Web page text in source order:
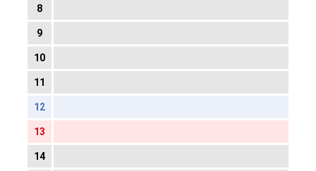
8
9
10
11
12
13
14